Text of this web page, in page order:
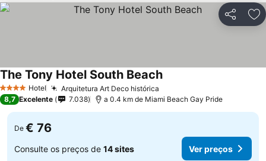
Partilhar
4 EstrelasHotel Arquitetura Art Deco histórica
The Tony Hotel South BeachVer preços
8,7 Excelente 7.038 a 0.4 km de Miami Beach Gay Pride
De € 76
Consulte os preços de 14 sites Ver preços